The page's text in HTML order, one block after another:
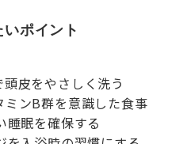
ポイント
皮をやさしく洗う
ンB群を意識した食事
睡眠を確保する